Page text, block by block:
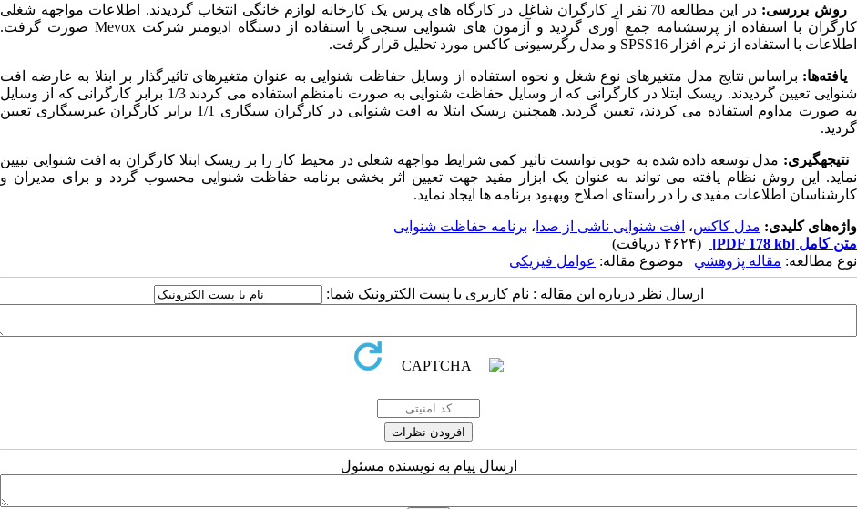
روش­ بررسی:
در این مطالعه 70 نفر از کارگران شاغل در کارگاه های پرس یک کارخانه لوازم خانگی انتخاب گردیدند. اطلاعات مواجهه شغلی
کارگران با استفاده از پرسشنامه جمع آوری گردید و آزمون های شنوایی سنجی با استفاده از دستگاه ادیومتر شرکت Mevox صورت گرفت.
اطلاعات با استفاده از نرم افزار SPSS16 و مدل رگرسیونی کاکس مورد تحلیل قرار گرفت.
یافته‌ها: براساس نتایج مدل متغیرهای نوع شغل و نحوه استفاده از وسایل حفاظت شنوایی به عنوان متغیرهای تاثیرگذار بر ابتلا به عارضه افت
شنوایی تعیین گردیدند. ریسک ابتلا در کارگرانی که از وسایل حفاظت شنوایی به صورت نامنظم استفاده می کردند 1/3 برابر کارگرانی که از وسایل
به صورت مداوم استفاده می کردند، تعیین گردید. همچنین ریسک ابتلا به افت شنوایی در کارگران سیگاری 1/1 برابر کارگران غیرسیگاری تعیین
گردید.
نتیجه­گیری: مدل توسعه داده شده به خوبی توانست تاثیر کمی شرایط مواجهه شغلی در محیط کار را بر ریسک ابتلا کارگران به افت شنوایی تبیین
نماید. این روش نظام یافته می تواند به عنوان یک ابزار مفید جهت تعیین اثر بخشی برنامه حفاظت شنوایی محسوب گردد و برای مدیران و
کارشناسان اطلاعات مفیدی را در راستای اصلاح وبهبود برنامه ها ایجاد نماید.
واژه‌های کلیدی: مدل کاکس، افت شنوایی ناشی از صدا ، برنامه حفاظت شنوایی
متن کامل [PDF 178 kb]
(۴۶۲۴ دریافت)
نوع مطالعه: مقاله پژوهشي | موضوع مقاله: عوامل فیزیکی
ارسال نظر درباره این مقاله : نام کاربری یا پست الکترونیک شما:
ارسال پیام به نویسنده مسئول